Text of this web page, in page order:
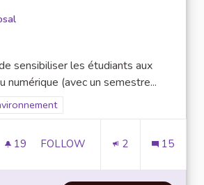
sensibiliser les étudiants aux
numérique (avec un semestre...
Numérique et Environnement
19 19 FOLLOWERS
FOLLOW 2 15